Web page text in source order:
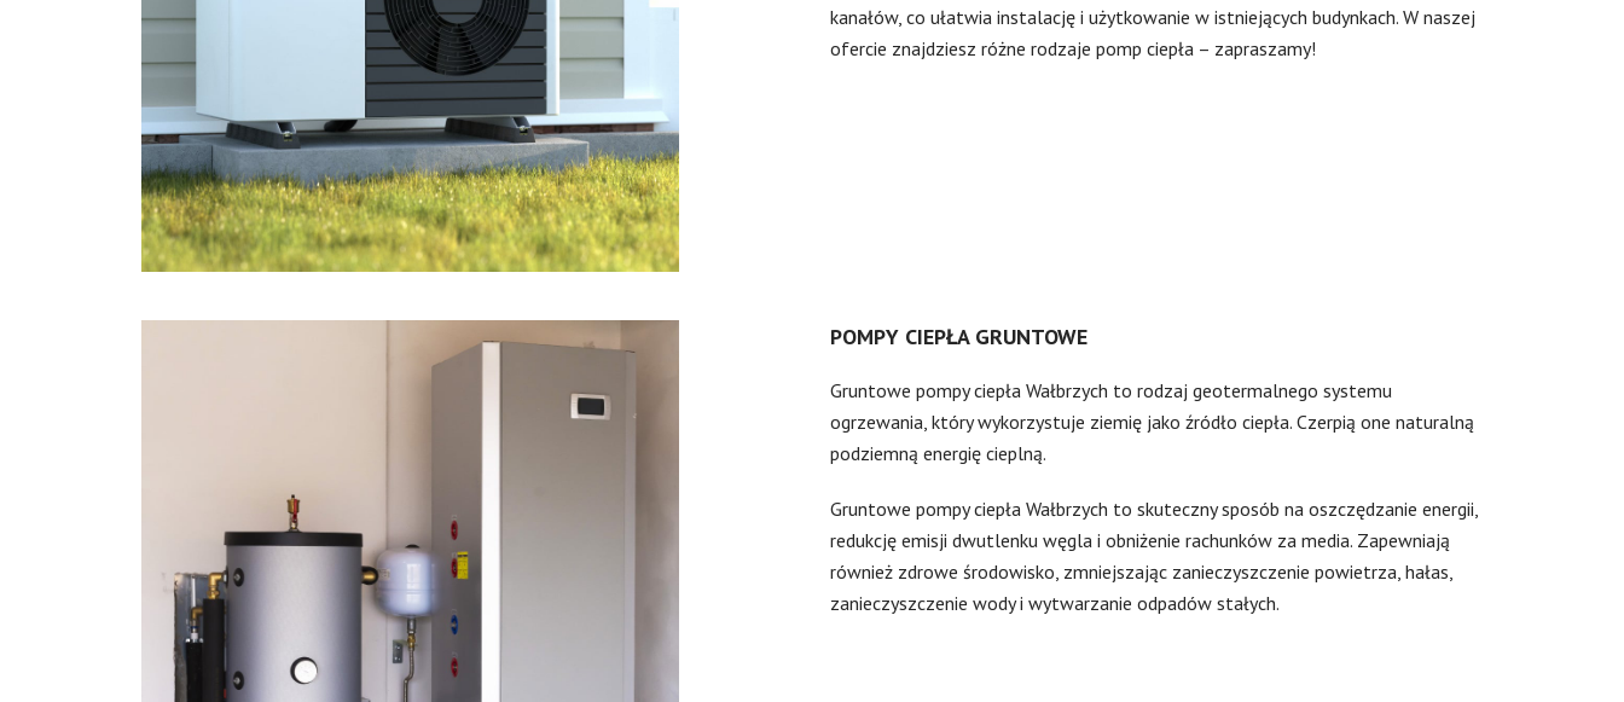
kanałów, co ułatwia instalację i użytkowanie w istniejących budynkach. W naszej
ofercie znajdziesz różne rodzaje pomp ciepła – zapraszamy!
POMPY CIEPŁA GRUNTOWE
Gruntowe pompy ciepła Wałbrzych to rodzaj geotermalnego systemu
ogrzewania, który wykorzystuje ziemię jako źródło ciepła. Czerpią one naturalną
podziemną energię cieplną.
Gruntowe pompy ciepła Wałbrzych to skuteczny sposób na oszczędzanie energii,
redukcję emisji dwutlenku węgla i obniżenie rachunków za media. Zapewniają
również zdrowe środowisko, zmniejszając zanieczyszczenie powietrza, hałas,
zanieczyszczenie wody i wytwarzanie odpadów stałych.